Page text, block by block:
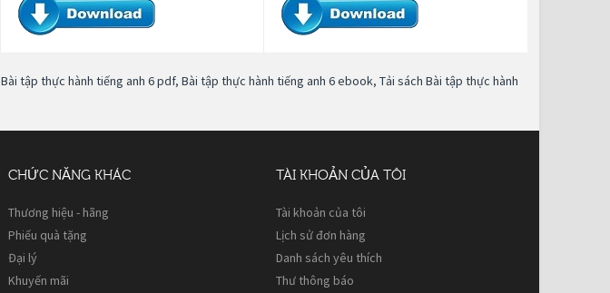
Bài tập thực hành tiếng anh 6 pdf, Bài tập thực hành tiếng anh 6 ebook, Tải sách Bài tập thực hành
CHỨC NĂNG KHÁC
Thương hiệu - hãng
Phiếu quà tặng
Đại lý
Khuyến mãi
TÀI KHOẢN CỦA TÔI
Tài khoản của tôi
Lịch sử đơn hàng
Danh sách yêu thích
Thư thông báo